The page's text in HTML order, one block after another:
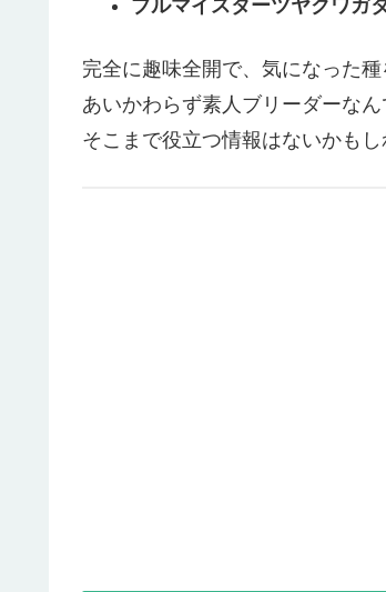
ブルマイスターツヤクワガ
完全に趣味全開で、気になった種
あいかわらず素人ブリーダーなん
そこまで役立つ情報はないかも